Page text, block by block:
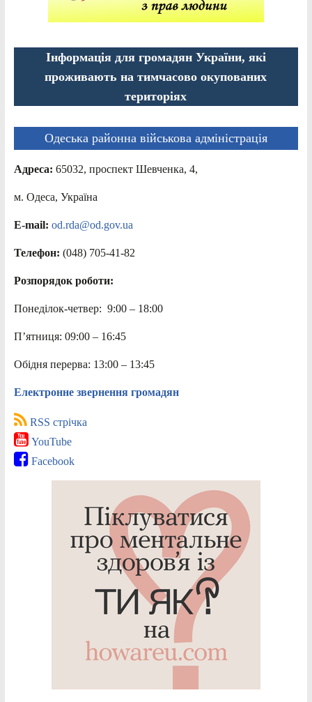
Інформація для громадян України, які
проживають на тимчасово окупованих
територіях
Одеська районна військова адміністрація
Адреса: 65032, проспект Шевченка, 4,
м. Одеса, Україна
E-mail: od.rda@od.gov.ua
Телефон: (048) 705-41-82
Розпорядок роботи:
Понеділок-четвер: 9:00 – 18:00
П’ятниця: 09:00 – 16:45
Обідня перерва: 13:00 – 13:45
Електронне звернення громадян
RSS стрічка
YouTube
Facebook